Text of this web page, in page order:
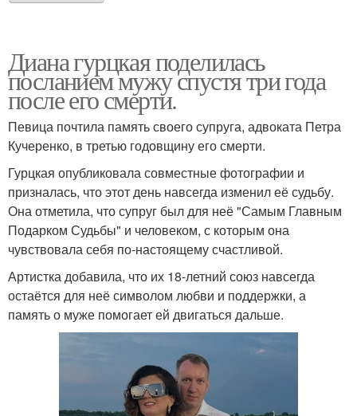
Диана гурцкая поделилась
посланием мужу спустя три года
после его смерти.
Певица почтила память своего супруга, адвоката Петра
Кучеренко, в третью годовщину его смерти.
Гурцкая опубликовала совместные фотографии и
призналась, что этот день навсегда изменил её судьбу.
Она отметила, что супруг был для неё "Самым Главным
Подарком Судьбы" и человеком, с которым она
чувствовала себя по-настоящему счастливой.
Артистка добавила, что их 18-летний союз навсегда
остаётся для неё символом любви и поддержки, а
память о муже помогает ей двигаться дальше.